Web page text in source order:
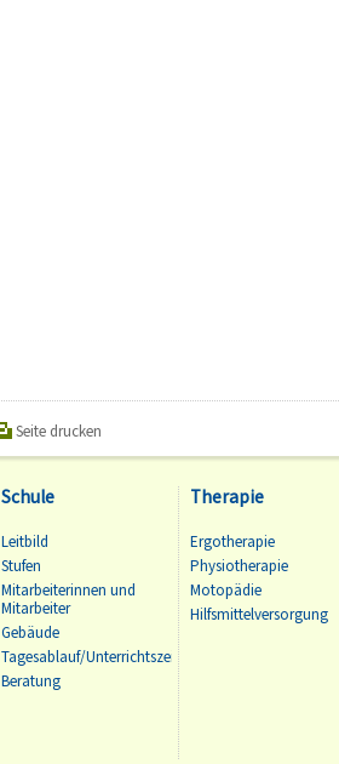
Seite drucken
Schule
Leitbild
Stufen
Mitarbeiterinnen und
Mitarbeiter
Gebäude
Tagesablauf/Unterrichtszeiten
Beratung
Therapie
Ergotherapie
Physiotherapie
Motopädie
Hilfsmittelversorgung